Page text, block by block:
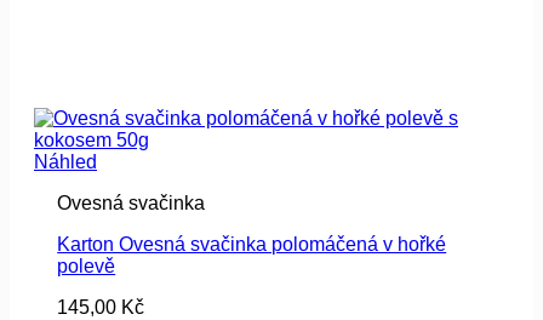
Náhled
Ovesná svačinka
Karton Ovesná svačinka polomáčená v hořké
polevě
145,00 Kč